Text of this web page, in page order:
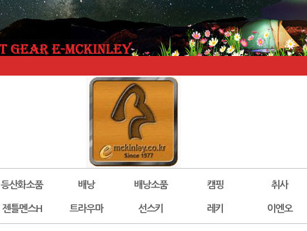
등산화소품 배낭 배낭소품 캠핑 취사
젠틀멘스H 트라우마 선스키 레키 이엔오